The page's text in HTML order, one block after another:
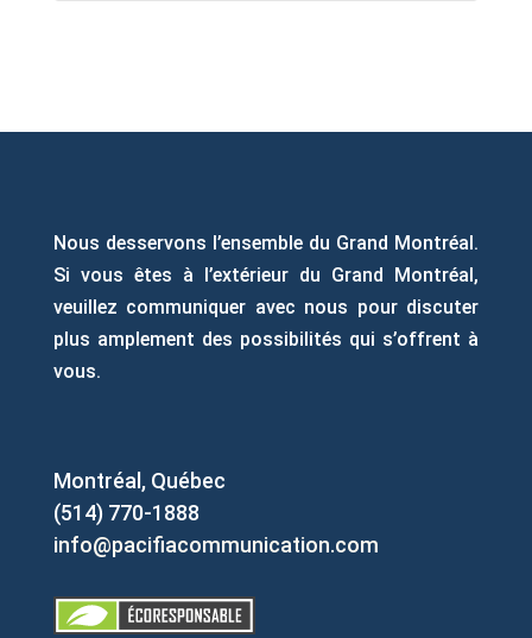
Nous desservons l’ensemble du Grand Montréal.
Si vous êtes à l’extérieur du Grand Montréal,
veuillez communiquer avec nous pour discuter
plus amplement des possibilités qui s’offrent à
vous.
Montréal, Québec
(514) 770-1888
info@pacifiacommunication.com